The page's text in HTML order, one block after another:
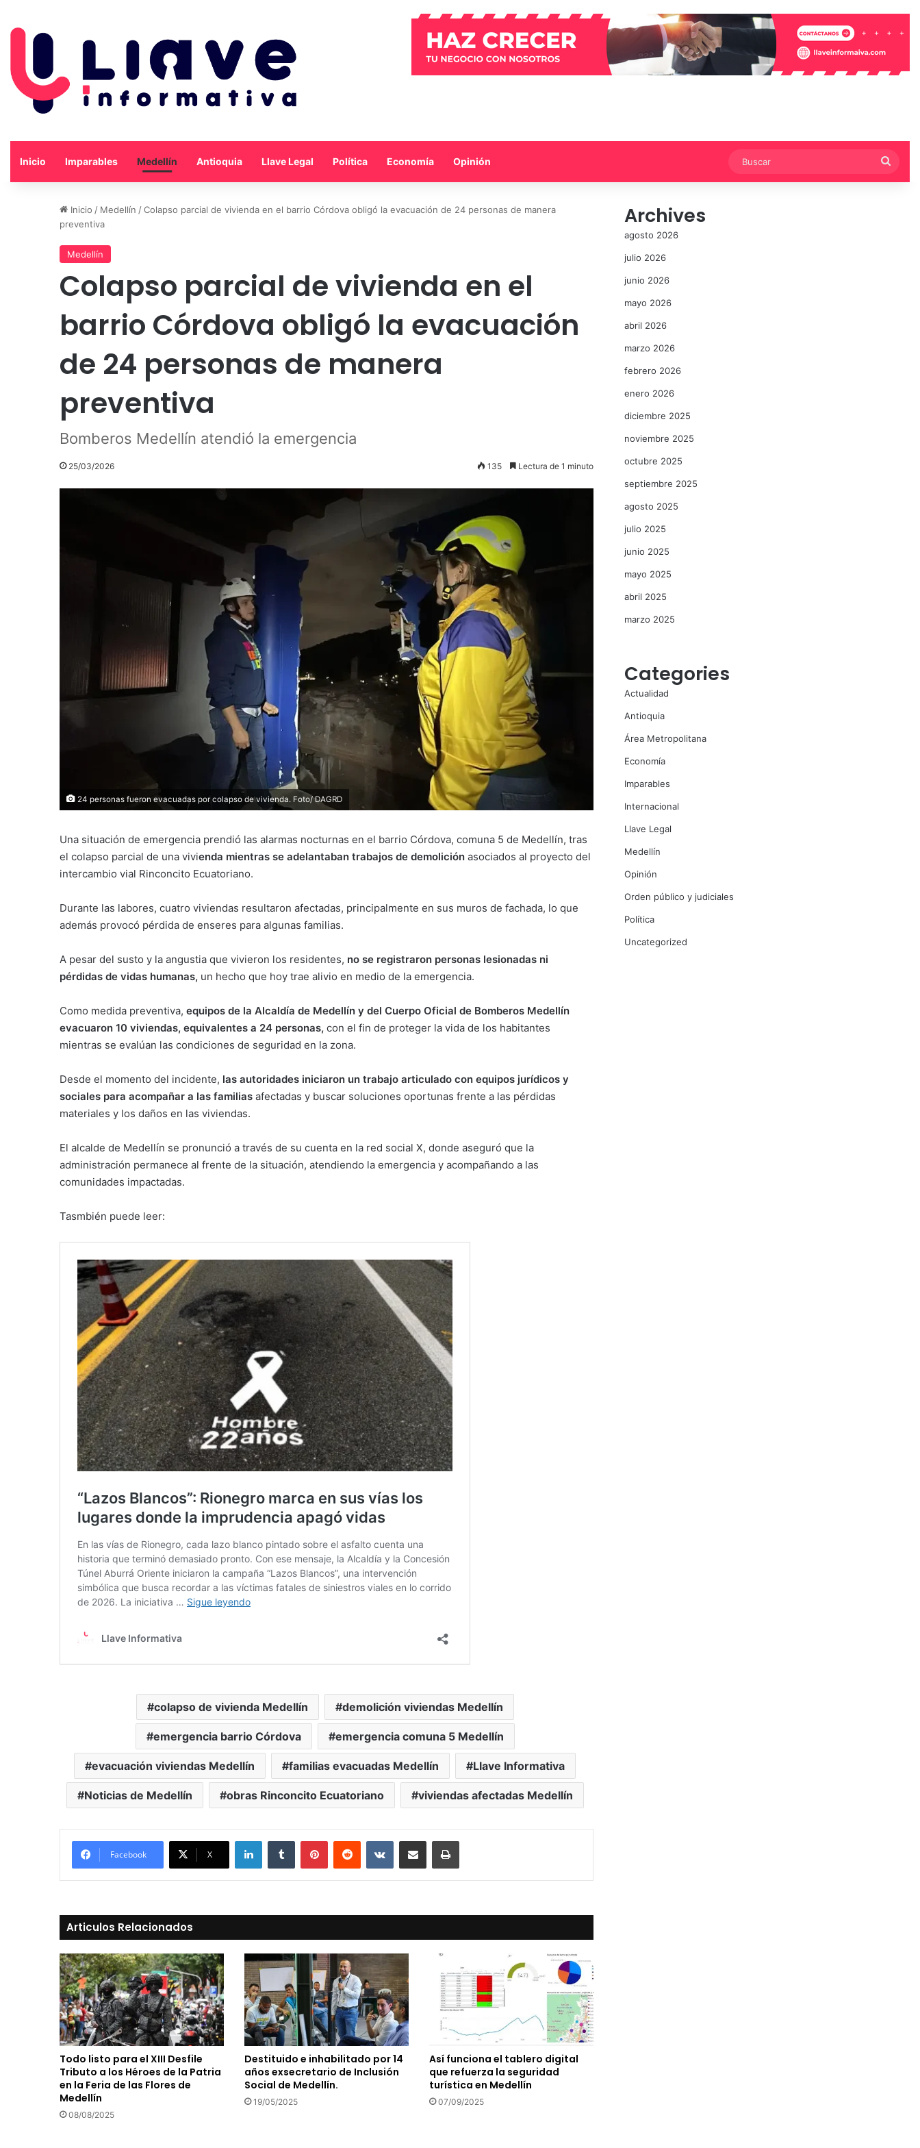
Inicio Imparables Medellín Antioquia Llave Legal Política Economía Opinión
Inicio / Medellín /Colapso parcial de vivienda en el barrio Córdova obligó la evacuación de 24 personas de manera
preventiva
Medellín
Colapso parcial de vivienda en el
barrio Córdova obligó la evacuación
de 24 personas de manera
preventiva
Bomberos Medellín atendió la emergencia
25/03/2026 135 Lectura de 1 minuto
24 personas fueron evacuadas por colapso de vivienda. Foto/ DAGRD
Una situación de emergencia prendió las alarmas nocturnas en el barrio Córdova, comuna 5 de Medellín, tras
el colapso parcial de una vivienda mientras se adelantaban trabajos de demolición asociados al proyecto del
intercambio vial Rinconcito Ecuatoriano.
Durante las labores, cuatro viviendas resultaron afectadas, principalmente en sus muros de fachada, lo que
además provocó pérdida de enseres para algunas familias.
A pesar del susto y la angustia que vivieron los residentes, no se registraron personas lesionadas ni
pérdidas de vidas humanas, un hecho que hoy trae alivio en medio de la emergencia.
Como medida preventiva, equipos de la Alcaldía de Medellín y del Cuerpo Oficial de Bomberos Medellín
evacuaron 10 viviendas, equivalentes a 24 personas, con el fin de proteger la vida de los habitantes
mientras se evalúan las condiciones de seguridad en la zona.
Desde el momento del incidente, las autoridades iniciaron un trabajo articulado con equipos jurídicos y
sociales para acompañar a las familias afectadas y buscar soluciones oportunas frente a las pérdidas
materiales y los daños en las viviendas.
El alcalde de Medellín se pronunció a través de su cuenta en la red social X, donde aseguró que la
administración permanece al frente de la situación, atendiendo la emergencia y acompañando a las
comunidades impactadas.
Tasmbién puede leer:
colapso de vivienda Medellín demolición viviendas Medellín
emergencia barrio Córdova emergencia comuna 5 Medellín
evacuación viviendas Medellín familias evacuadas Medellín Llave Informativa
Noticias de Medellín obras Rinconcito Ecuatoriano viviendas afectadas Medellín
Facebook X
LinkedInTumblr PinterestReddit VKontakte
Compartir vía Mail Print
Articulos Relacionados
Todo listo para el XIII Desfile
Tributo a los Héroes de la Patria
en la Feria de las Flores de
Medellín
08/08/2025
Destituido e inhabilitado por 14
años exsecretario de Inclusión
Social de Medellín.
19/05/2025
Así funciona el tablero digital
que refuerza la seguridad
turística en Medellín
07/09/2025
Archives
agosto 2026
julio 2026
junio 2026
mayo 2026
abril 2026
marzo 2026
febrero 2026
enero 2026
diciembre 2025
noviembre 2025
octubre 2025
septiembre 2025
agosto 2025
julio 2025
junio 2025
mayo 2025
abril 2025
marzo 2025
Categories
Actualidad
Antioquia
Área Metropolitana
Economía
Imparables
Internacional
Llave Legal
Medellín
Opinión
Orden público y judiciales
Política
Uncategorized